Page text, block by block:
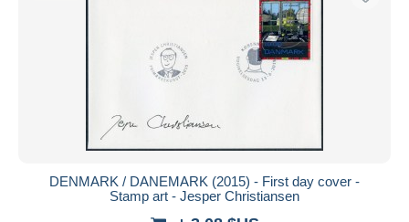
DENMARK / DANEMARK (2015) - First day cover -
Stamp art - Jesper Christiansen